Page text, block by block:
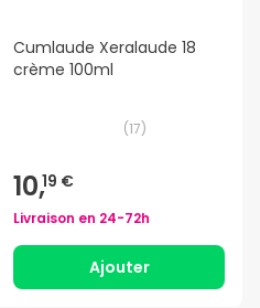
Cumlaude Xeralaude 18
crème 100ml
(17)
10,19 €
Livraison en 24-72h
Ajouter